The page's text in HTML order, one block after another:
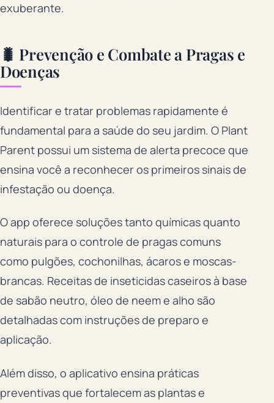
exuberante.
🐛 Prevenção e Combate a Pragas e
Doenças
Identificar e tratar problemas rapidamente é
fundamental para a saúde do seu jardim. O Plant
Parent possui um sistema de alerta precoce que
ensina você a reconhecer os primeiros sinais de
infestação ou doença.
O app oferece soluções tanto químicas quanto
naturais para o controle de pragas comuns
como pulgões, cochonilhas, ácaros e moscas-
brancas. Receitas de inseticidas caseiros à base
de sabão neutro, óleo de neem e alho são
detalhadas com instruções de preparo e
aplicação.
Além disso, o aplicativo ensina práticas
preventivas que fortalecem as plantas e